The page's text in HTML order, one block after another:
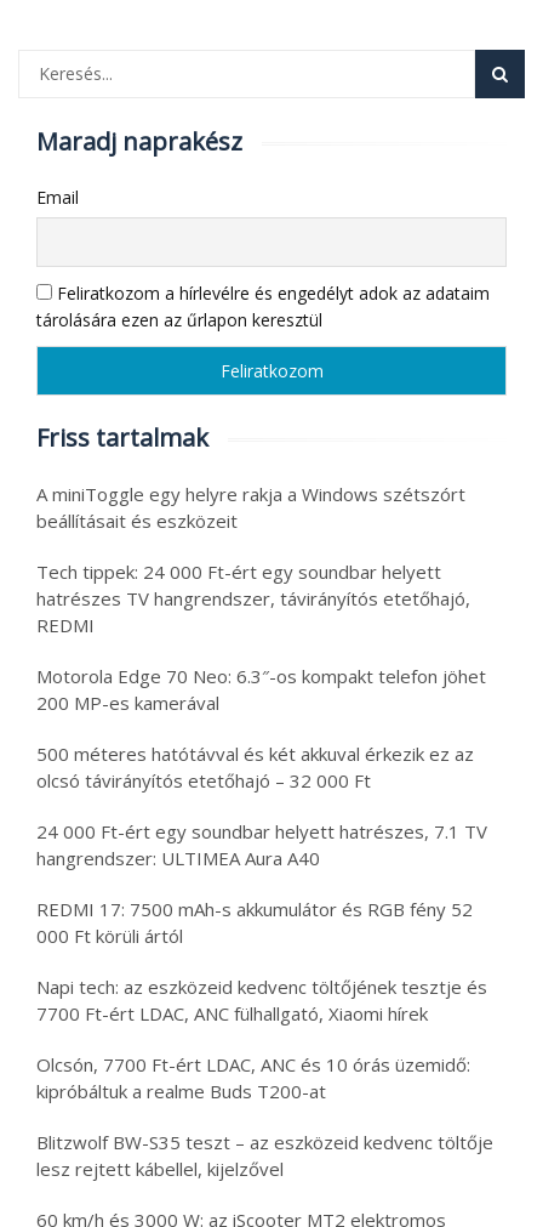
Maradj naprakész
Email
Feliratkozom a hírlevélre és engedélyt adok az adataim
tárolására ezen az űrlapon keresztül
Friss tartalmak
A miniToggle egy helyre rakja a Windows szétszórt
beállításait és eszközeit
Tech tippek: 24 000 Ft-ért egy soundbar helyett
hatrészes TV hangrendszer, távirányítós etetőhajó,
REDMI
Motorola Edge 70 Neo: 6.3″-os kompakt telefon jöhet
200 MP-es kamerával
500 méteres hatótávval és két akkuval érkezik ez az
olcsó távirányítós etetőhajó – 32 000 Ft
24 000 Ft-ért egy soundbar helyett hatrészes, 7.1 TV
hangrendszer: ULTIMEA Aura A40
REDMI 17: 7500 mAh-s akkumulátor és RGB fény 52
000 Ft körüli ártól
Napi tech: az eszközeid kedvenc töltőjének tesztje és
7700 Ft-ért LDAC, ANC fülhallgató, Xiaomi hírek
Olcsón, 7700 Ft-ért LDAC, ANC és 10 órás üzemidő:
kipróbáltuk a realme Buds T200-at
Blitzwolf BW-S35 teszt – az eszközeid kedvenc töltője
lesz rejtett kábellel, kijelzővel
60 km/h és 3000 W: az iScooter MT2 elektromos